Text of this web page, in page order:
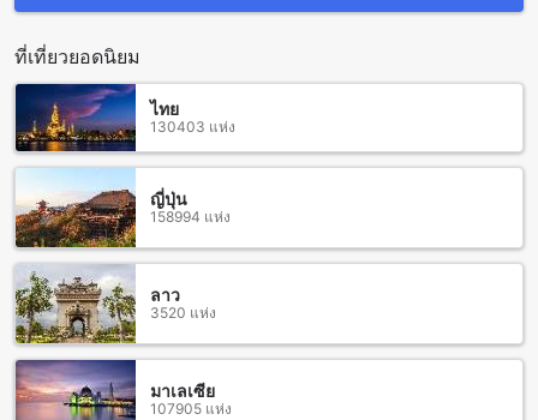
ถ้าคุณต้องการเดินทางไปเที่ยวสถานที่ต่างๆในราชบุรี ที่พักยังมี
อย่างสะดวกสบาย นอกจากนี้ยังมีบริการที่จอดรถฟรีเพื่อความ
สะดวกของผู้มาเยือน
สิ่งอำนวยความสะดวกในห้องพักที่ บ้านสวนนุชเลี้ยง โฮมสเตย์
บ้านสวนนุชเลี้ยง โฮมสเตย์ มีสิ่งอำนวยความสะดวกในห้องพักที่
น่าตื่นเต้นและสะดวกสบายที่จะทำให้คุณรู้สึกเหมือนอยู่ที่บ้านของ
คุณเอง ทุกห้องพักมีเครื่องปรับอากาศที่สามารถปรับอุณหภูมิให้
เหมาะสมตามความต้องการของคุณได้ นอกจากนี้ยังมีโทรทัศน์ใน
ห้องพักเพื่อให้คุณสามารถรับชมความบันเทิงได้ในระหว่างการพัก
ผ่อน นอกจากนี้ยังมีระเบียงหรือระเบียงเล็กที่สวยงามให้คุณ
สามารถนั่งพักผ่อนและชมวิวได้อย่างสะดวกสบาย
สนุกไปกับอาหารและสิ่งอำนวยความสะดวกในบ้านสวนนุชเลี้ยง
ที่เที่ยวยอดนิยม
ไทย
130403 แห่ง
ญี่ปุ่น
158994 แห่ง
ลาว
3520 แห่ง
มาเลเซีย
107905 แห่ง